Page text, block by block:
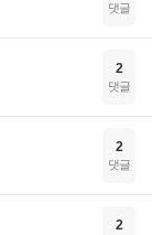
댓글
2
댓글
2
댓글
2